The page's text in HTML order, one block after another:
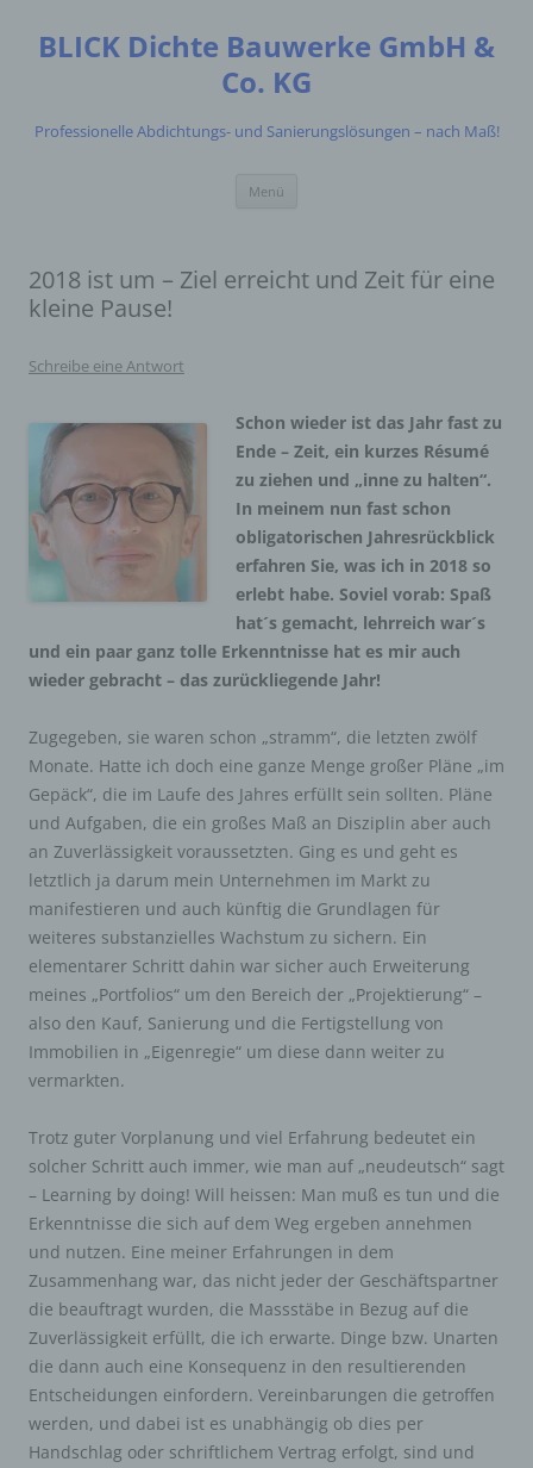
springen
BLICK Dichte Bauwerke GmbH &
Co. KG
Professionelle Abdichtungs- und Sanierungslösungen – nach Maß!
Menü
2018 ist um – Ziel erreicht und Zeit für eine
kleine Pause!
Schreibe eine Antwort
Schon wieder ist das Jahr fast zu
Ende – Zeit, ein kurzes Résumé
zu ziehen und „inne zu halten“.
In meinem nun fast schon
obligatorischen Jahresrückblick
erfahren Sie, was ich in 2018 so
erlebt habe. Soviel vorab: Spaß
hat´s gemacht, lehrreich war´s
und ein paar ganz tolle Erkenntnisse hat es mir auch
wieder gebracht – das zurückliegende Jahr!
Zugegeben, sie waren schon „stramm“, die letzten zwölf
Monate. Hatte ich doch eine ganze Menge großer Pläne „im
Gepäck“, die im Laufe des Jahres erfüllt sein sollten. Pläne
und Aufgaben, die ein großes Maß an Disziplin aber auch
an Zuverlässigkeit voraussetzten. Ging es und geht es
letztlich ja darum mein Unternehmen im Markt zu
manifestieren und auch künftig die Grundlagen für
weiteres substanzielles Wachstum zu sichern. Ein
elementarer Schritt dahin war sicher auch Erweiterung
meines „Portfolios“ um den Bereich der „Projektierung“ –
also den Kauf, Sanierung und die Fertigstellung von
Immobilien in „Eigenregie“ um diese dann weiter zu
vermarkten.
Trotz guter Vorplanung und viel Erfahrung bedeutet ein
solcher Schritt auch immer, wie man auf „neudeutsch“ sagt
– Learning by doing! Will heissen: Man muß es tun und die
Erkenntnisse die sich auf dem Weg ergeben annehmen
und nutzen. Eine meiner Erfahrungen in dem
Zusammenhang war, das nicht jeder der Geschäftspartner
die beauftragt wurden, die Massstäbe in Bezug auf die
Zuverlässigkeit erfüllt, die ich erwarte. Dinge bzw. Unarten
die dann auch eine Konsequenz in den resultierenden
Entscheidungen einfordern. Vereinbarungen die getroffen
werden, und dabei ist es unabhängig ob dies per
Handschlag oder schriftlichem Vertrag erfolgt, sind und